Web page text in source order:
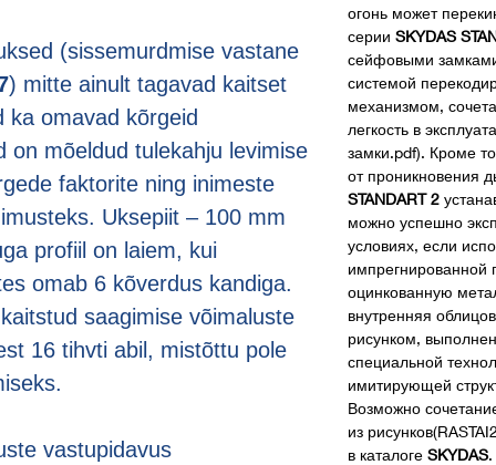
(sissemurdmise vastane
) mitte ainult tagavad kaitset
ka omavad kõrgeid
on mõeldud tulekahju levimise
faktorite ning inimeste
Uksepiit – 100 mm
profiil on laiem, kui
omab 6 kõverdus kandiga.
saagimise võimaluste
16 tihvti abil, mistõttu pole
vastupidavus
огонь может
серии SKYDAS
сейфовыми
системой
механизмом,
легкость в
замки.pdf). Кроме
от проникновения
STANDART 2
можно успешно
условиях, если
импрегнированной
оцинкованную
внутренняя
рисунком,
специальной
имитирующей
Возможно
из
в каталоге SKYDAS